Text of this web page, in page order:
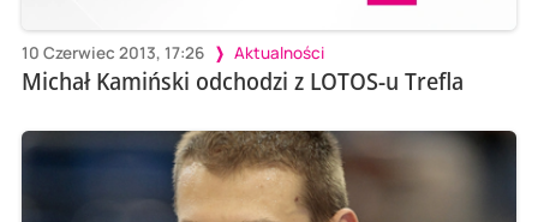
10 Czerwiec 2013, 17:26 Aktualności
Michał Kamiński odchodzi z LOTOS-u Trefla